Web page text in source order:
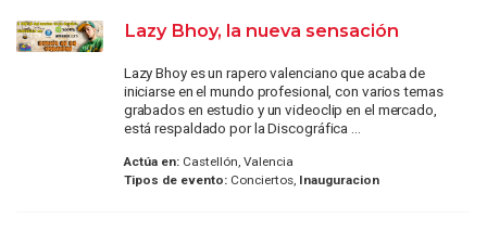
Lazy Bhoy, la nueva sensación
Lazy Bhoy es un rapero valenciano que acaba de
iniciarse en el mundo profesional, con varios temas
grabados en estudio y un videoclip en el mercado,
está respaldado por la Discográfica ...
Actúa en:Castellón, Valencia
Tipos de evento:Conciertos, Inauguracion